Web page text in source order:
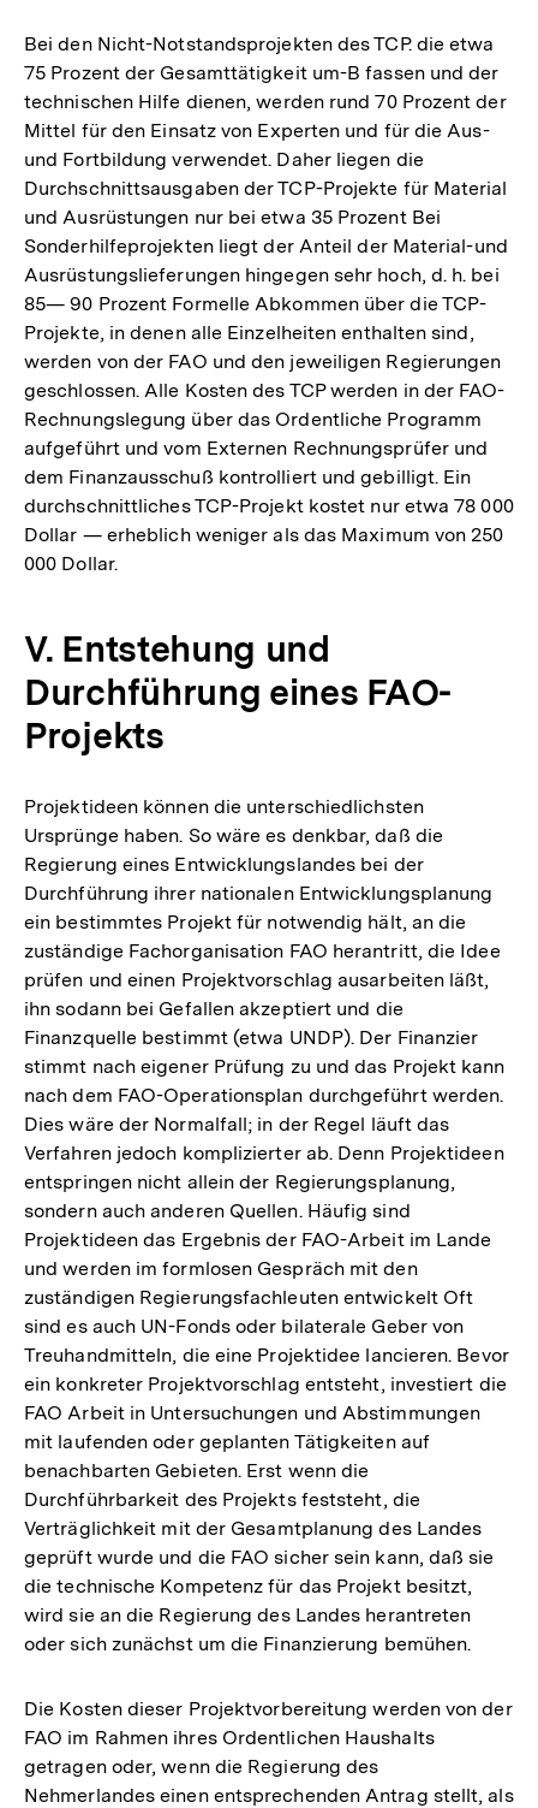
Bei den Nicht-Notstandsprojekten des TCP. die etwa
75 Prozent der Gesamttätigkeit um-B fassen und der
technischen Hilfe dienen, werden rund 70 Prozent der
Mittel für den Einsatz von Experten und für die Aus-
und Fortbildung verwendet. Daher liegen die
Durchschnittsausgaben der TCP-Projekte für Material
und Ausrüstungen nur bei etwa 35 Prozent Bei
Sonderhilfeprojekten liegt der Anteil der Material-und
Ausrüstungslieferungen hingegen sehr hoch, d. h. bei
85— 90 Prozent Formelle Abkommen über die TCP-
Projekte, in denen alle Einzelheiten enthalten sind,
werden von der FAO und den jeweiligen Regierungen
geschlossen. Alle Kosten des TCP werden in der FAO-
Rechnungslegung über das Ordentliche Programm
aufgeführt und vom Externen Rechnungsprüfer und
dem Finanzausschuß kontrolliert und gebilligt. Ein
durchschnittliches TCP-Projekt kostet nur etwa 78 000
Dollar — erheblich weniger als das Maximum von 250
000 Dollar.
V. Entstehung und
Durchführung eines FAO-
Projekts
Projektideen können die unterschiedlichsten
Ursprünge haben. So wäre es denkbar, daß die
Regierung eines Entwicklungslandes bei der
Durchführung ihrer nationalen Entwicklungsplanung
ein bestimmtes Projekt für notwendig hält, an die
zuständige Fachorganisation FAO herantritt, die Idee
prüfen und einen Projektvorschlag ausarbeiten läßt,
ihn sodann bei Gefallen akzeptiert und die
Finanzquelle bestimmt (etwa UNDP). Der Finanzier
stimmt nach eigener Prüfung zu und das Projekt kann
nach dem FAO-Operationsplan durchgeführt werden.
Dies wäre der Normalfall; in der Regel läuft das
Verfahren jedoch komplizierter ab. Denn Projektideen
entspringen nicht allein der Regierungsplanung,
sondern auch anderen Quellen. Häufig sind
Projektideen das Ergebnis der FAO-Arbeit im Lande
und werden im formlosen Gespräch mit den
zuständigen Regierungsfachleuten entwickelt Oft
sind es auch UN-Fonds oder bilaterale Geber von
Treuhandmitteln, die eine Projektidee lancieren. Bevor
ein konkreter Projektvorschlag entsteht, investiert die
FAO Arbeit in Untersuchungen und Abstimmungen
mit laufenden oder geplanten Tätigkeiten auf
benachbarten Gebieten. Erst wenn die
Durchführbarkeit des Projekts feststeht, die
Verträglichkeit mit der Gesamtplanung des Landes
geprüft wurde und die FAO sicher sein kann, daß sie
die technische Kompetenz für das Projekt besitzt,
wird sie an die Regierung des Landes herantreten
oder sich zunächst um die Finanzierung bemühen.
Die Kosten dieser Projektvorbereitung werden von der
FAO im Rahmen ihres Ordentlichen Haushalts
getragen oder, wenn die Regierung des
Nehmerlandes einen entsprechenden Antrag stellt, als